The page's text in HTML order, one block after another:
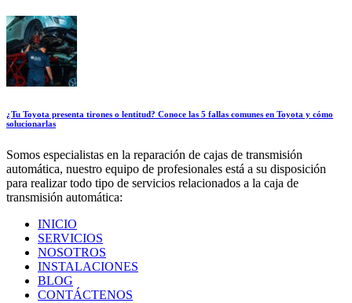
¿Tu Toyota presenta tirones o lentitud? Conoce las 5 fallas comunes en Toyota y cómo
solucionarlas
Somos especialistas en la reparación de cajas de transmisión
automática, nuestro equipo de profesionales está a su disposición
para realizar todo tipo de servicios relacionados a la caja de
transmisión automática:
INICIO
SERVICIOS
NOSOTROS
INSTALACIONES
BLOG
CONTÁCTENOS